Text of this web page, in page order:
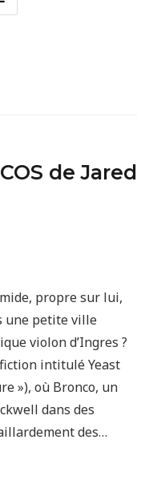
de Jared
propre sur lui,
une petite ville
violon d’Ingres ?
fiction intitulé Yeast
»), où Bronco, un
dans des
des…